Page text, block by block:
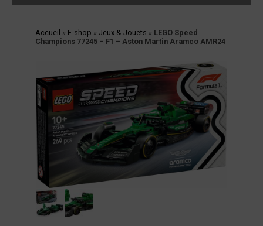
Accueil » E-shop » Jeux & Jouets » LEGO Speed
Champions 77245 – F1 – Aston Martin Aramco AMR24